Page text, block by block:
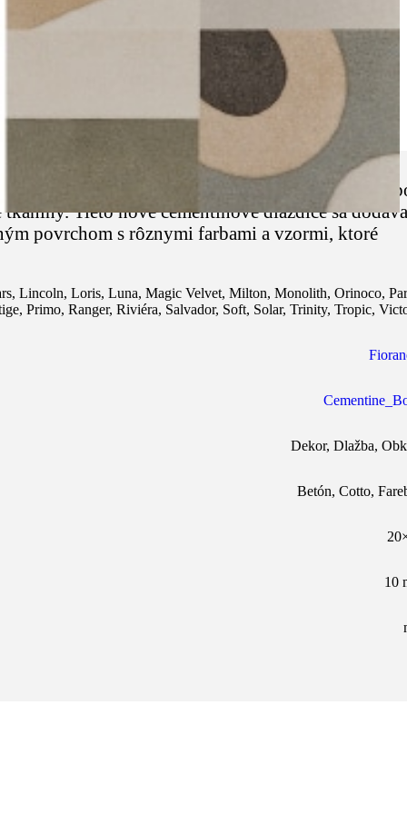
voľným a ľahkým, prirodzeným vzhľadom,
Tieto nové cementínové dlaždice sa
povrchom s rôznymi farbami a vzormi, ktoré
, Lincoln, Loris, Luna, Magic Velvet, Milton, Monolith, Orinoco,
, Primo, Ranger, Riviéra, Salvador, Soft, Solar, Trinity, Tropic,
Dekor, Dlažba,
Betón, Cotto,
10